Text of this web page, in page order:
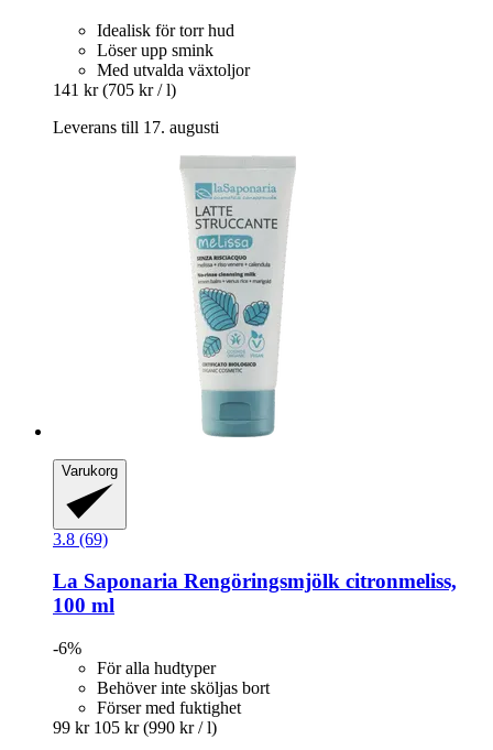
Idealisk för torr hud
Löser upp smink
Med utvalda växtoljor
141 kr (705 kr / l)
Leverans till 17. augusti
Varukorg
3.8 (69)
La Saponaria Rengöringsmjölk citronmeliss,
100 ml
-6%
För alla hudtyper
Behöver inte sköljas bort
Förser med fuktighet
99 kr 105 kr (990 kr / l)